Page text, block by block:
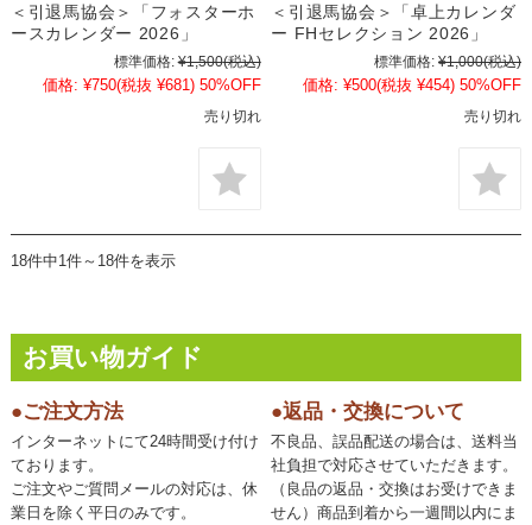
＜引退馬協会＞「フォスターホ
ースカレンダー 2026」
標準価格: ¥1,500(税込)
価格: ¥750(税抜 ¥681) 50%OFF
売り切れ
＜引退馬協会＞「卓上カレンダ
ー FHセレクション 2026」
標準価格: ¥1,000(税込)
価格: ¥500(税抜 ¥454) 50%OFF
売り切れ
18件中1件～18件を表示
お買い物ガイド
●ご注文方法
インターネットにて24時間受け付け
ております。
ご注文やご質問メールの対応は、休
業日を除く平日のみです。
●返品・交換について
不良品、誤品配送の場合は、送料当
社負担で対応させていただきます。
（良品の返品・交換はお受けできま
せん）商品到着から一週間以内にま